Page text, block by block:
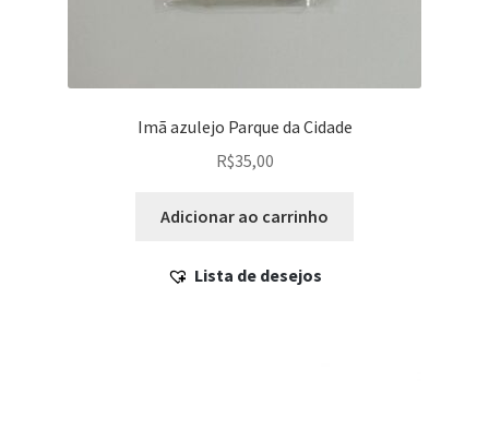
Imã azulejo Parque da Cidade
R$35,00
Adicionar ao carrinho
Lista de desejos